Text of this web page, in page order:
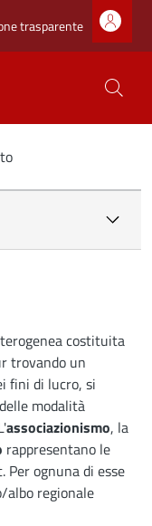
trasparente
costituita
trovando un
fini di lucro, si
modalità
associazionismo, la
rappresentano le
ognuna di esse
regionale